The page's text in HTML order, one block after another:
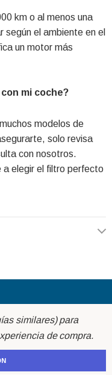
km o al menos una
según el ambiente en el
un motor más
mi coche?
modelos de
solo revisa
con nosotros.
a elegir el filtro perfecto
similares) para
de compra.